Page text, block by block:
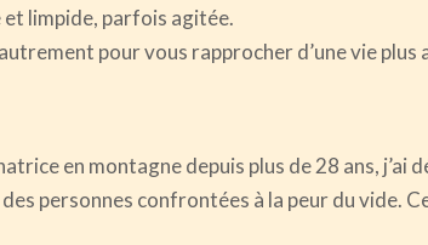
et limpide, parfois agitée.
pour vous rapprocher d’une vie
en montagne depuis plus de 28 ans, j’ai
des personnes confrontées à la peur du vide.